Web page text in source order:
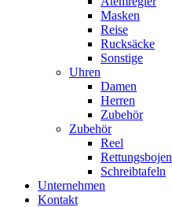
Masken
Reise
Rucksäcke
Sonstige
Uhren
Damen
Herren
Zubehör
Zubehör
Reel
Rettungsbojen
Schreibtafeln
Unternehmen
Kontakt